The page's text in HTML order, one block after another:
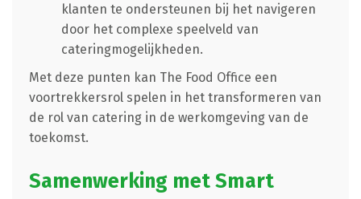
klanten te ondersteunen bij het navigeren
door het complexe speelveld van
cateringmogelijkheden.
Met deze punten kan The Food Office een
voortrekkersrol spelen in het transformeren van
de rol van catering in de werkomgeving van de
toekomst.
Samenwerking met Smart